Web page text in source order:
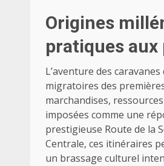
Origines
pratiques
L’aventure des
migratoires des
marchandises,
imposées comme une
prestigieuse Route de la
Centrale, ces itinéraires
un brassage culturel